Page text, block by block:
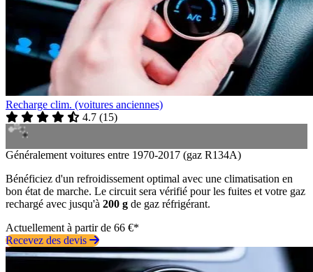
Recharge clim. (voitures anciennes)
4.7 (15)
Généralement voitures entre 1970-2017 (gaz R134A)
Bénéficiez d'un refroidissement optimal avec une climatisation en
bon état de marche. Le circuit sera vérifié pour les fuites et votre gaz
rechargé avec jusqu'à 200 g de gaz réfrigérant.
Actuellement à partir de 66 €*
Recevez des devis